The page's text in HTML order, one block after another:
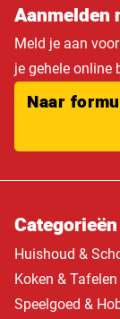
Aanmelden
Meld je aan
je gehele online
Naar
Categorieën
Huishoud &
Koken & Tafelen
Speelgoed &